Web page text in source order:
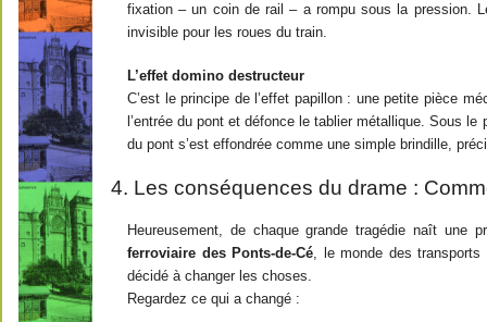
fixation – un coin de rail – a rompu sous la pression.
invisible pour les roues du train.
L’effet domino destructeur
C’est le principe de l’effet papillon : une petite pièce
l’entrée du pont et défonce le tablier métallique. Sous
du pont s’est effondrée comme une simple brindille,
4. Les conséquences du drame :
Heureusement, de chaque grande tragédie naît une
ferroviaire des Ponts-de-Cé , le monde des
décidé à changer les choses.
Regardez ce qui a changé :